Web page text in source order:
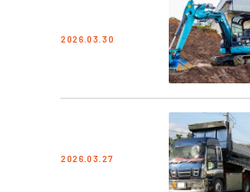
2026.03.30
2026.03.27